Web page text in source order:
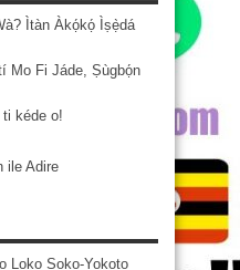
Ìtàn Àkọ́kọ́ Ìṣẹ̀dá
Mo Fi Jáde, Ṣùgbọ́n
ti kéde o!
ile Adire
Loko Soko-Yokoto